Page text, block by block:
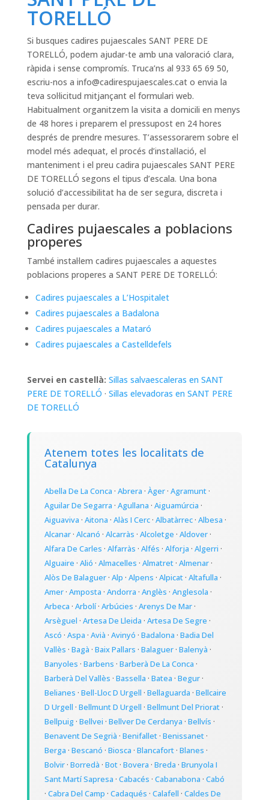
TORELLÓ
Si busques cadires pujaescales SANT PERE DE
TORELLÓ, podem ajudar-te amb una valoració clara,
ràpida i sense compromís. Truca’ns al 933 65 69 50,
escriu-nos a info@cadirespujaescales.cato envia la
teva sol·licitud mitjançant el formulari web.
Habitualment organitzem la visita a domicili en menys
de 48 hores i preparem el pressupost en 24 hores
després de prendre mesures. T’assessorarem sobre el
model més adequat, el procés d’instal·lació, el
manteniment i el preu cadira pujaescales SANT PERE
DE TORELLÓ segons el tipus d’escala. Una bona
solució d’accessibilitat ha de ser segura, discreta i
pensada per durar.
Cadires pujaescales a poblacions
properes
També instal·lem cadires pujaescales a aquestes
poblacions properes a SANT PERE DE TORELLÓ:
Cadires pujaescales a L’Hospitalet
Cadires pujaescales a Badalona
Cadires pujaescales a Mataró
Cadires pujaescales a Castelldefels
Servei en castellà: Sillas salvaescaleras en SANT
PERE DE TORELLÓ · Sillas elevadoras en SANT PERE
DE TORELLÓ
Atenem totes les localitats de
Catalunya
Abella De La Conca · Abrera · Àger· Agramunt·
Aguilar De Segarra · Agullana · Aiguamúrcia ·
Aiguaviva · Aitona · Alàs I Cerc· Albatàrrec· Albesa ·
Alcanar· Alcanó · Alcarràs · Alcoletge · Aldover·
Alfara De Carles · Alfarràs · Alfés · Alforja · Algerri ·
Alguaire · Alió · Almacelles · Almatret· Almenar·
Alòs De Balaguer· Alp · Alpens · Alpicat· Altafulla ·
Amer· Amposta · Andorra · Anglès · Anglesola ·
Arbeca · Arbolí· Arbúcies · Arenys De Mar·
Arsèguel · Artesa De Lleida · Artesa De Segre ·
Ascó · Aspa · Avià · Avinyó · Badalona · Badia Del
Vallès · Bagà · Baix Pallars · Balaguer· Balenyà ·
Banyoles · Barbens · Barberà De La Conca ·
Barberà Del Vallès · Bassella · Batea · Begur·
Belianes · Bell-Lloc D Urgell · Bellaguarda · Bellcaire
D Urgell · Bellmunt D Urgell · Bellmunt Del Priorat·
Bellpuig· Bellvei · Bellver De Cerdanya · Bellvís ·
Benavent De Segrià · Benifallet· Benissanet·
Berga · Bescanó · Biosca · Blancafort· Blanes ·
Bolvir· Borredà · Bot· Bovera · Breda · Brunyola I
Sant Martí Sapresa · Cabacés · Cabanabona · Cabó
· Cabra Del Camp · Cadaqués · Calafell · Caldes De